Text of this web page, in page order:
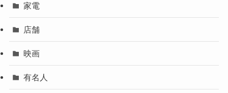
家電
店舗
映画
有名人